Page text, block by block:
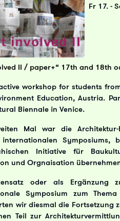
Fr 17.-
II / paper+“ 17th and 18th
workshop for students
Education, Austria.
Biennale in Venice.
Mal war die Architektur-
internationalen
Initiative für
und Orgnaisation
oder als Ergänzung
Symposium zum
wir diesmal die Fortsetzung
Teil zur